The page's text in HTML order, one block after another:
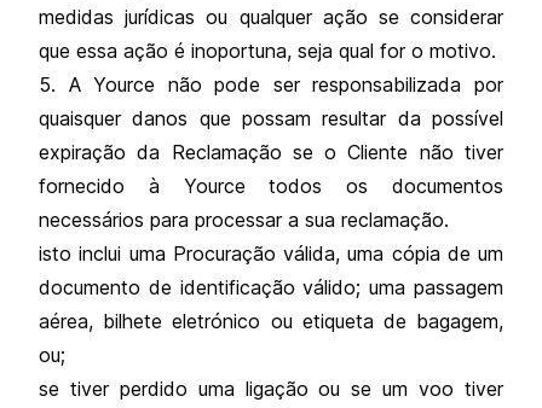
medidas jurídicas ou qualquer ação se considerar
que essa ação é inoportuna, seja qual for o motivo.
5. A Yource não pode ser responsabilizada por
quaisquer danos que possam resultar da possível
expiração da Reclamação se o Cliente não tiver
fornecido à Yource todos os documentos
necessários para processar a sua reclamação.
isto inclui uma Procuração válida, uma cópia de um
documento de identificação válido; uma passagem
aérea, bilhete eletrónico ou etiqueta de bagagem,
ou;
se tiver perdido uma ligação ou se um voo tiver